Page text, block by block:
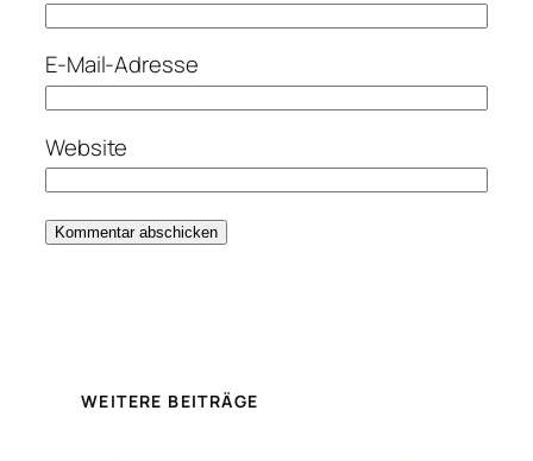
E-Mail-Adresse
Website
WEITERE BEITRÄGE